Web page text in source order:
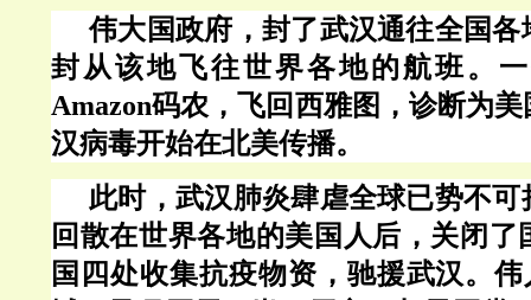
伟大国政府，封了武汉通往全国
封从该地飞往世界各地的航班。
Amazon码农，飞回西雅图，诊断为
汉病毒开始在北美传播。
此时，武汉肺炎肆虐全球已势不
回散在世界各地的美国人后，关闭了
国四处收集抗疫物资，驰援武汉。